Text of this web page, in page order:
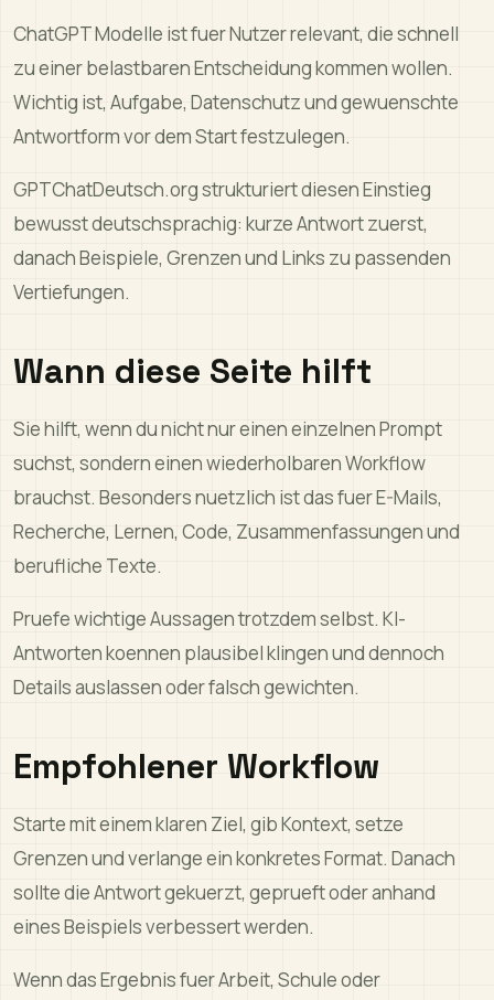
ChatGPT Modelle ist fuer Nutzer relevant, die schnell
zu einer belastbaren Entscheidung kommen wollen.
Wichtig ist, Aufgabe, Datenschutz und gewuenschte
Antwortform vor dem Start festzulegen.
GPTChatDeutsch.org strukturiert diesen Einstieg
bewusst deutschsprachig: kurze Antwort zuerst,
danach Beispiele, Grenzen und Links zu passenden
Vertiefungen.
Wann diese Seite hilft
Sie hilft, wenn du nicht nur einen einzelnen Prompt
suchst, sondern einen wiederholbaren Workflow
brauchst. Besonders nuetzlich ist das fuer E-Mails,
Recherche, Lernen, Code, Zusammenfassungen und
berufliche Texte.
Pruefe wichtige Aussagen trotzdem selbst. KI-
Antworten koennen plausibel klingen und dennoch
Details auslassen oder falsch gewichten.
Empfohlener Workflow
Starte mit einem klaren Ziel, gib Kontext, setze
Grenzen und verlange ein konkretes Format. Danach
sollte die Antwort gekuerzt, geprueft oder anhand
eines Beispiels verbessert werden.
Wenn das Ergebnis fuer Arbeit, Schule oder